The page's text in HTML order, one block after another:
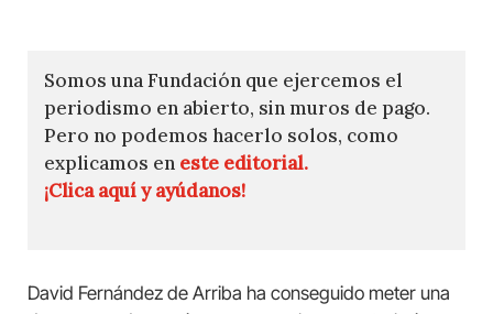
Somos una Fundación que ejercemos el
periodismo en abierto, sin muros de pago.
Pero no podemos hacerlo solos, como
explicamos en este editorial.
¡Clica aquí y ayúdanos!
David Fernández de Arriba ha conseguido meter una